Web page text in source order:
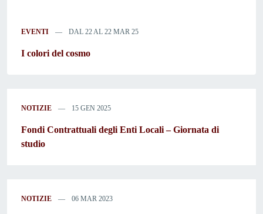
EVENTI DAL 22 AL 22 MAR 25
I colori del cosmo
NOTIZIE 15 GEN 2025
Fondi Contrattuali degli Enti Locali – Giornata di
studio
NOTIZIE 06 MAR 2023